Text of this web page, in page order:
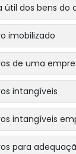
útil dos bens do
imobilizado
de uma
intangíveis
intangíveis
para